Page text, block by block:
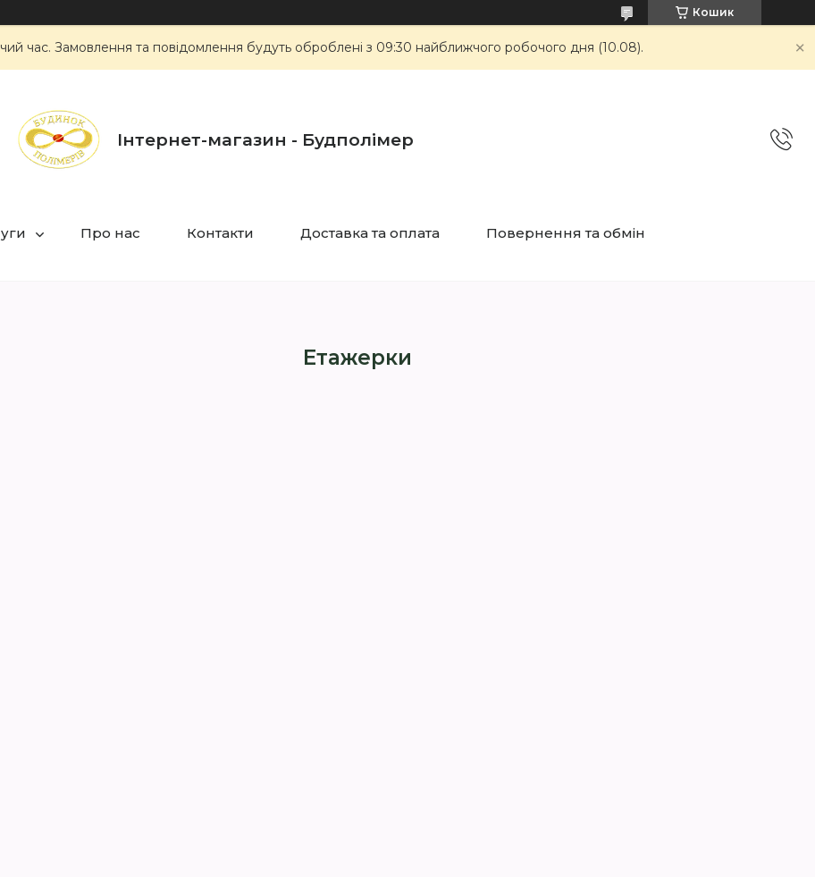
Кошик
час. Замовлення та повідомлення будуть оброблені з 09:30 найближчого робочого дня (10.08).
Інтернет-магазин - Будполімер
Про нас Контакти Доставка та оплата Повернення та обмін
Етажерки